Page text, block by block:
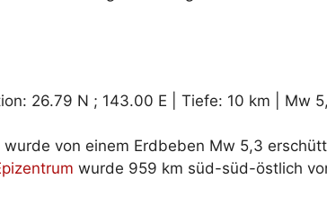
26.79 N ; 143.00 E | Tiefe: 10 km | Mw
von einem Erdbeben Mw 5,3
wurde 959 km süd-süd-östlich